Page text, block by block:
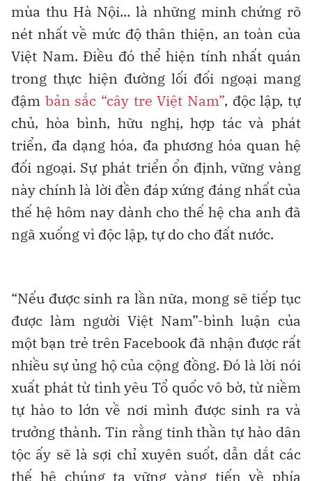
mùa thu Hà Nội... là những minh chứng rõ
nét nhất về mức độ thân thiện, an toàn của
Việt Nam. Điều đó thể hiện tính nhất quán
trong thực hiện đường lối đối ngoại mang
đậm bản sắc “cây tre Việt Nam”, độc lập, tự
chủ, hòa bình, hữu nghị, hợp tác và phát
triển, đa dạng hóa, đa phương hóa quan hệ
đối ngoại. Sự phát triển ổn định, vững vàng
này chính là lời đền đáp xứng đáng nhất của
thế hệ hôm nay dành cho thế hệ cha anh đã
ngã xuống vì độc lập, tự do cho đất nước.
“Nếu được sinh ra lần nữa, mong sẽ tiếp tục
được làm người Việt Nam”-bình luận của
một bạn trẻ trên Facebook đã nhận được rất
nhiều sự ủng hộ của cộng đồng. Đó là lời nói
xuất phát từ tình yêu Tổ quốc vô bờ, từ niềm
tự hào to lớn về nơi mình được sinh ra và
trưởng thành. Tin rằng tinh thần tự hào dân
tộc ấy sẽ là sợi chỉ xuyên suốt, dẫn dắt các
thế hệ chúng ta vững vàng tiến về phía